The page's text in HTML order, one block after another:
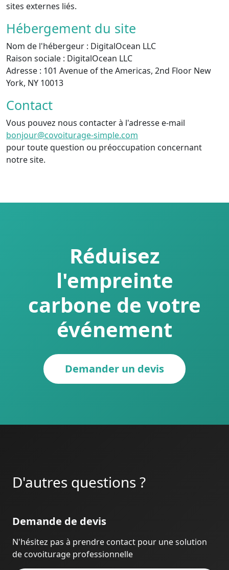
sites externes liés.
Hébergement du site
Nom de l'hébergeur : DigitalOcean LLC
Raison sociale : DigitalOcean LLC
Adresse : 101 Avenue of the Americas, 2nd Floor New
York, NY 10013
Contact
Vous pouvez nous contacter à l'adresse e-mail
bonjour@covoiturage-simple.com
pour toute question ou préoccupation concernant
notre site.
Réduisez
l'empreinte
carbone de votre
événement
Demander un devis
D'autres questions ?
Demande de devis
N'hésitez pas à prendre contact pour une solution
de covoiturage professionnelle